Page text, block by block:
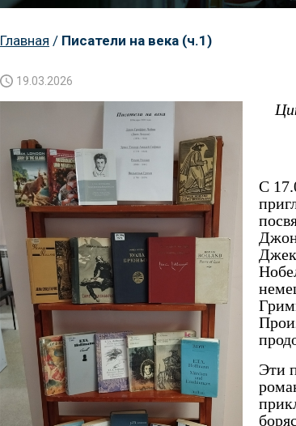
Главная / Писатели на века (ч.1)
19.03.2026
С
Эти